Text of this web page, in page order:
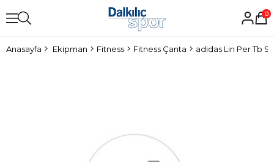
0
Anasayfa Ekipman Fitness Fitness Çanta adidas Lin Per Tb S